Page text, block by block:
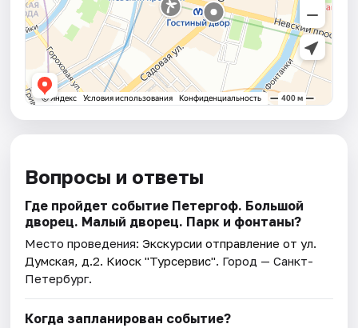
Вопросы и ответы
Где пройдет событие Петергоф. Большой
дворец. Малый дворец. Парк и фонтаны?
Место проведения:Экскурсии отправление от ул.
Думская, д.2. Киоск "Турсервис". Город — Санкт-
Петербург.
Когда запланирован событие?